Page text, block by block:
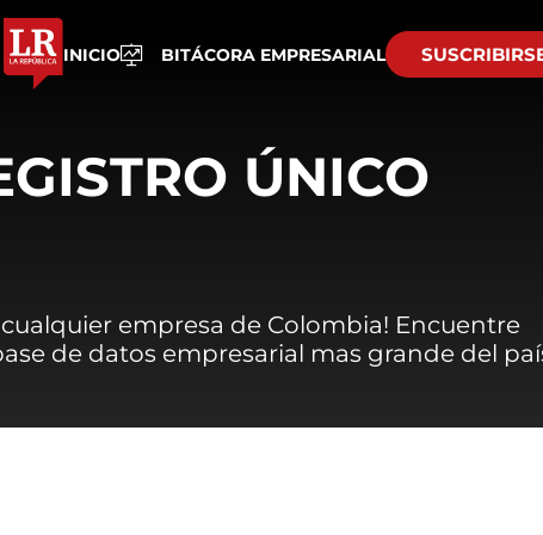
INICIO BITÁCORA EMPRESARIAL
ÚNICO
empresa de Colombia! Encuentre
de datos empresarial mas grande del